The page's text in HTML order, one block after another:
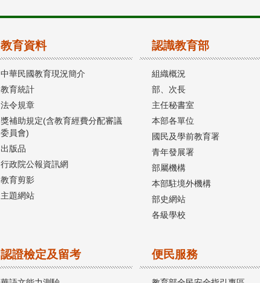
教育資料
中華民國教育現況簡介
教育統計
法令規章
獎補助規定(含教育經費分配審議
委員會)
出版品
行政院公報資訊網
教育剪影
主題網站
認識教育部
組織概況
部、次長
主任秘書室
本部各單位
國民及學前教育署
青年發展署
部屬機構
本部駐境外機構
部史網站
各級學校
認證檢定及留考 便民服務